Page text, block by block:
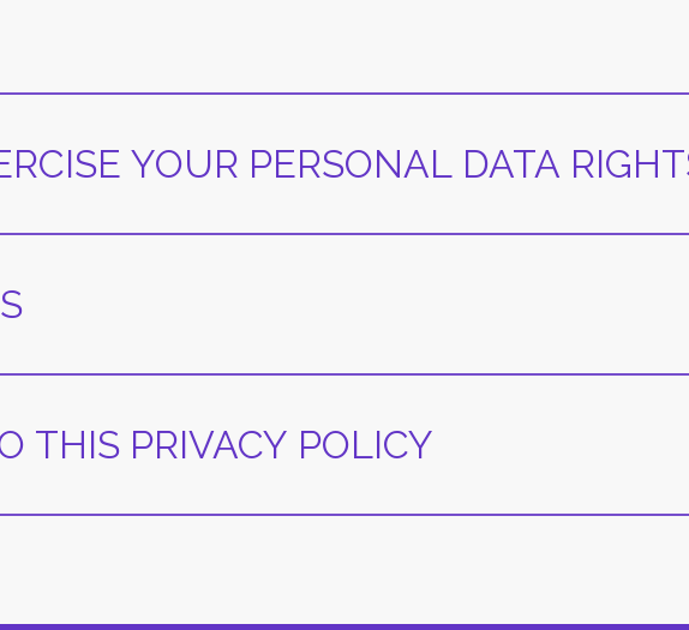
YOUR PERSONAL DATA
THIS PRIVACY POLICY